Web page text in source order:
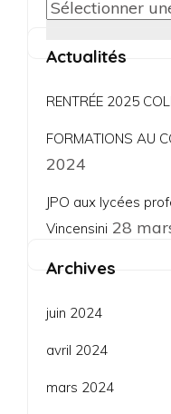
Catégories
Actualités
RENTRÉE 2025
FORMATIONS AU
2024
JPO aux lycées
Vincensini 28
Archives
juin 2024
avril 2024
mars 2024